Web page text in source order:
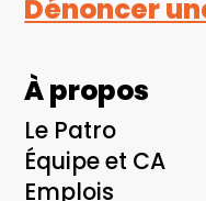
Dénoncer
À propos
Le Patro
Équipe et CA
Emplois